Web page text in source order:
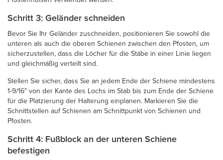
Schritt 3: Geländer schneiden
Bevor Sie Ihr Geländer zuschneiden, positionieren Sie sowohl die
unteren als auch die oberen Schienen zwischen den Pfosten, um
sicherzustellen, dass die Löcher für die Stäbe in einer Linie liegen
und gleichmäßig verteilt sind.
Stellen Sie sicher, dass Sie an jedem Ende der Schiene mindestens
1-9/16" von der Kante des Lochs im Stab bis zum Ende der Schiene
für die Platzierung der Halterung einplanen. Markieren Sie die
Schnittstellen auf Schienen am Schnittpunkt von Schienen und
Pfosten.
Schritt 4: Fußblock an der unteren Schiene
befestigen